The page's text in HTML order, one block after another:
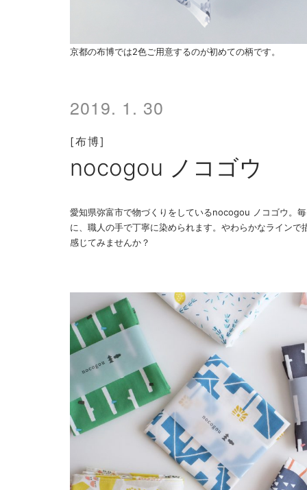
京都の布博では2色ご用意するのが初めての柄です。
2019. 1. 30
[布博]
nocogou ノコゴウ
愛知県弥富市で物づくりをしているnocogou ノコゴウ。
に、職人の手で丁寧に染められます。やわらかなライン
感じてみませんか？